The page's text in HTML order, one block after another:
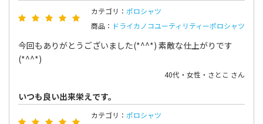
カテゴリ： ポロシャツ
商品： ドライカノコユーティリティーポロシャツ
今回もありがとうございました(*^^*) 素敵な仕上がりです
(*^^*)
40代・女性・さとこ さん
いつも良い出来栄えです。
カテゴリ： ポロシャツ